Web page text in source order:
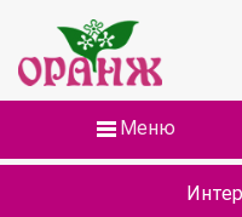
Меню